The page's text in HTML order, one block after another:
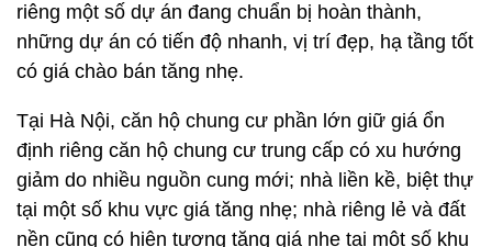
riêng một số dự án đang chuẩn bị hoàn thành,
những dự án có tiến độ nhanh, vị trí đẹp, hạ tầng tốt
có giá chào bán tăng nhẹ.
Tại Hà Nội, căn hộ chung cư phần lớn giữ giá ổn
định riêng căn hộ chung cư trung cấp có xu hướng
giảm do nhiều nguồn cung mới; nhà liền kề, biệt thự
tại một số khu vực giá tăng nhẹ; nhà riêng lẻ và đất
nền cũng có hiện tượng tăng giá nhẹ tại một số khu